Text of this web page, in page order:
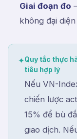
Giai đoạn đo
không đại
✦Quy tắc thực
tiêu hợp lý
Nếu VN-
chiến lược
15% để bù
giao dịch.